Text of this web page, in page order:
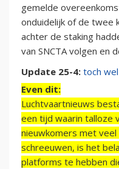
gemelde
onduidelijk of de twee
achter de staking
van SNCTA volgen en
Update 25-4: toch
Even dit:
Luchtvaartnieuws
een tijd waarin talloze
nieuwkomers met
schreeuwen, is het
platforms te hebben